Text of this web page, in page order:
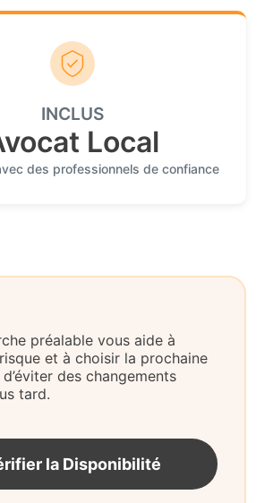
INCLUS
Local
des professionnels de confiance
préalable vous aide à
et à choisir la prochaine
des changements
tard.
la Disponibilité